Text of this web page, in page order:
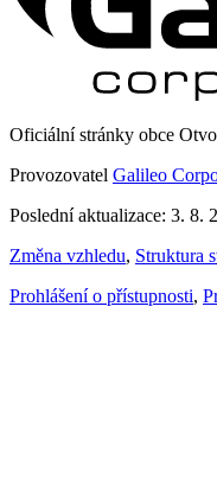
Oficiální stránky obce
Provozovatel Galileo
Poslední aktualizace: 3. 8.
Změna vzhledu, Struktura
Prohlášení o přístupnosti,